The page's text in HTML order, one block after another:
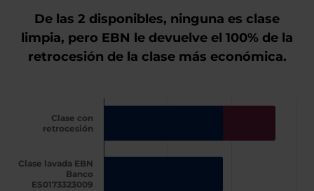
De las 2 disponibles, ninguna es clase
limpia, pero EBN le devuelve el 100% de la
retrocesión de la clase más económica.
Clase con
retrocesión
Clase lavada EBN
Banco
ES0173323009